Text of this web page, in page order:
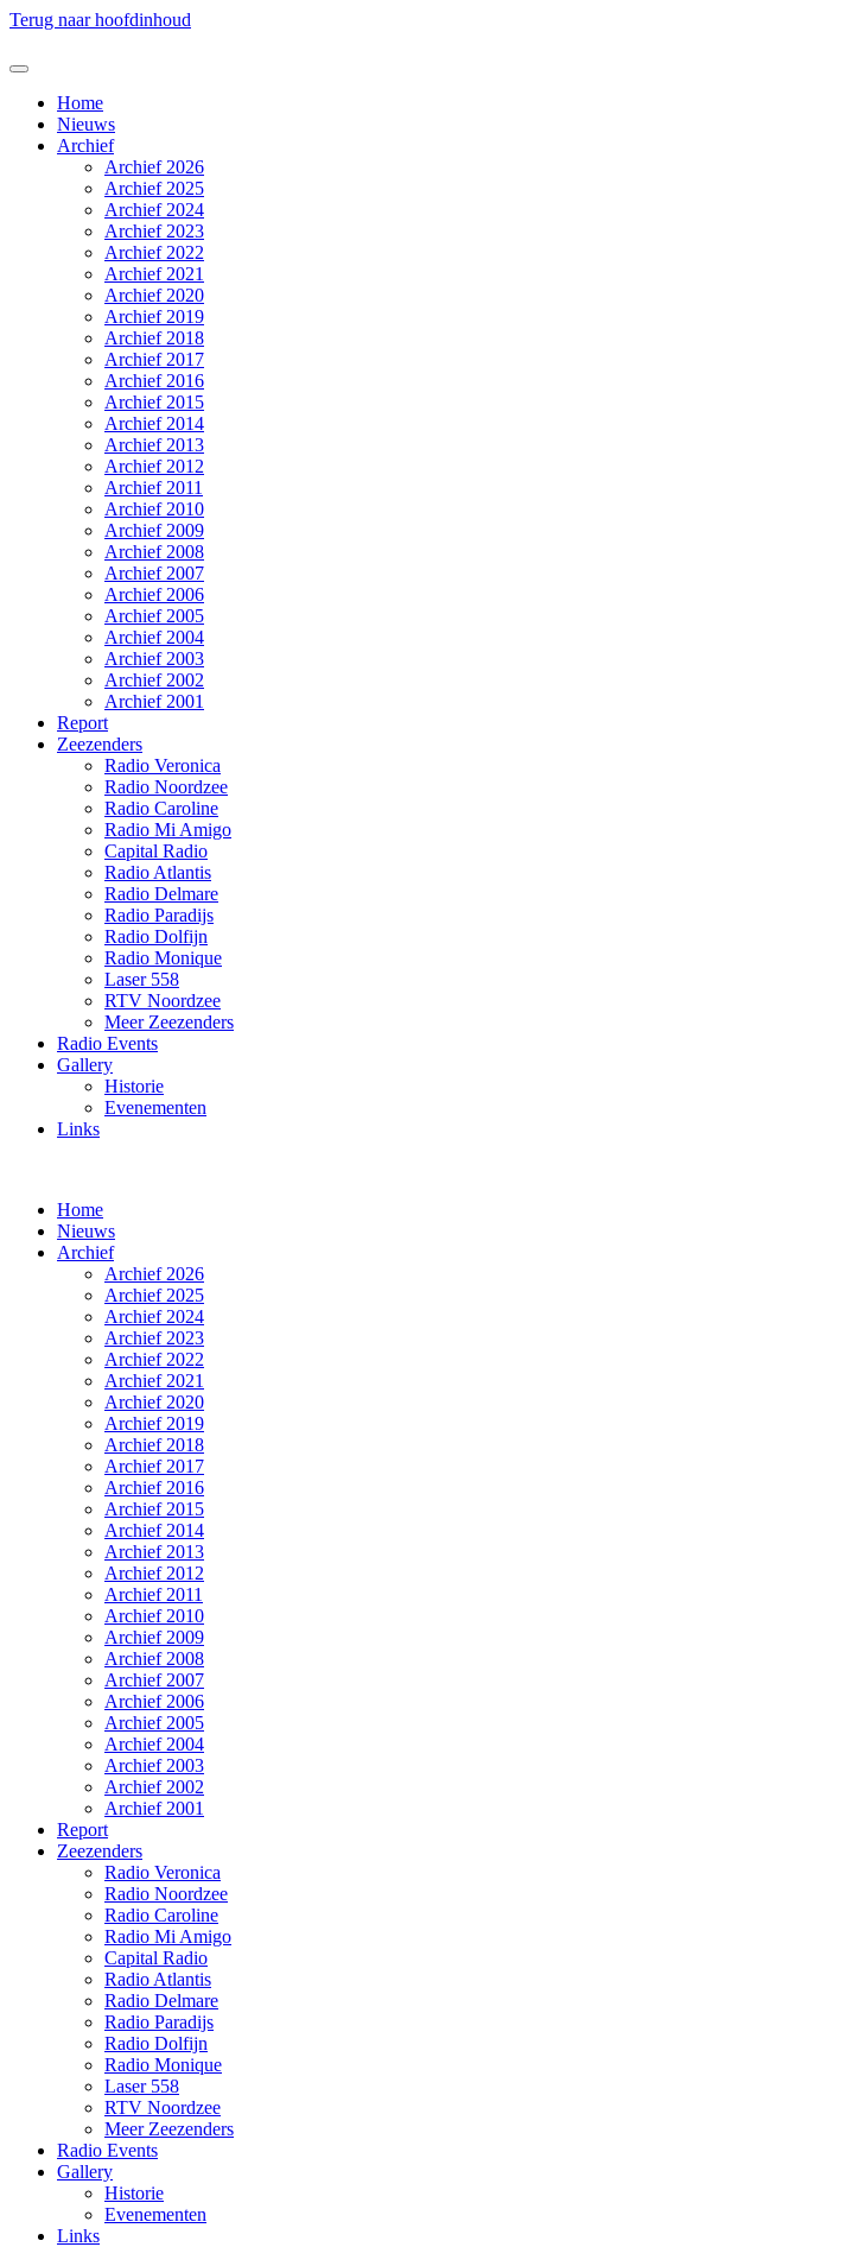
Terug naar hoofdinhoud
Home
Nieuws
Archief
Archief 2026
Archief 2025
Archief 2024
Archief 2023
Archief 2022
Archief 2021
Archief 2020
Archief 2019
Archief 2018
Archief 2017
Archief 2016
Archief 2015
Archief 2014
Archief 2013
Archief 2012
Archief 2011
Archief 2010
Archief 2009
Archief 2008
Archief 2007
Archief 2006
Archief 2005
Archief 2004
Archief 2003
Archief 2002
Archief 2001
Report
Zeezenders
Radio Veronica
Radio Noordzee
Radio Caroline
Radio Mi Amigo
Capital Radio
Radio Atlantis
Radio Delmare
Radio Paradijs
Radio Dolfijn
Radio Monique
Laser 558
RTV Noordzee
Meer Zeezenders
Radio Events
Gallery
Historie
Evenementen
Links
Home
Nieuws
Archief
Archief 2026
Archief 2025
Archief 2024
Archief 2023
Archief 2022
Archief 2021
Archief 2020
Archief 2019
Archief 2018
Archief 2017
Archief 2016
Archief 2015
Archief 2014
Archief 2013
Archief 2012
Archief 2011
Archief 2010
Archief 2009
Archief 2008
Archief 2007
Archief 2006
Archief 2005
Archief 2004
Archief 2003
Archief 2002
Archief 2001
Report
Zeezenders
Radio Veronica
Radio Noordzee
Radio Caroline
Radio Mi Amigo
Capital Radio
Radio Atlantis
Radio Delmare
Radio Paradijs
Radio Dolfijn
Radio Monique
Laser 558
RTV Noordzee
Meer Zeezenders
Radio Events
Gallery
Historie
Evenementen
Links